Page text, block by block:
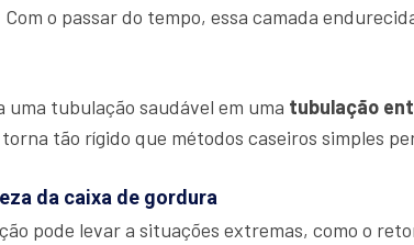
o passar do tempo, essa camada
tubulação saudável em uma tubulação
tão rígido que métodos caseiros simples
da caixa de gordura
pode levar a situações extremas, como o